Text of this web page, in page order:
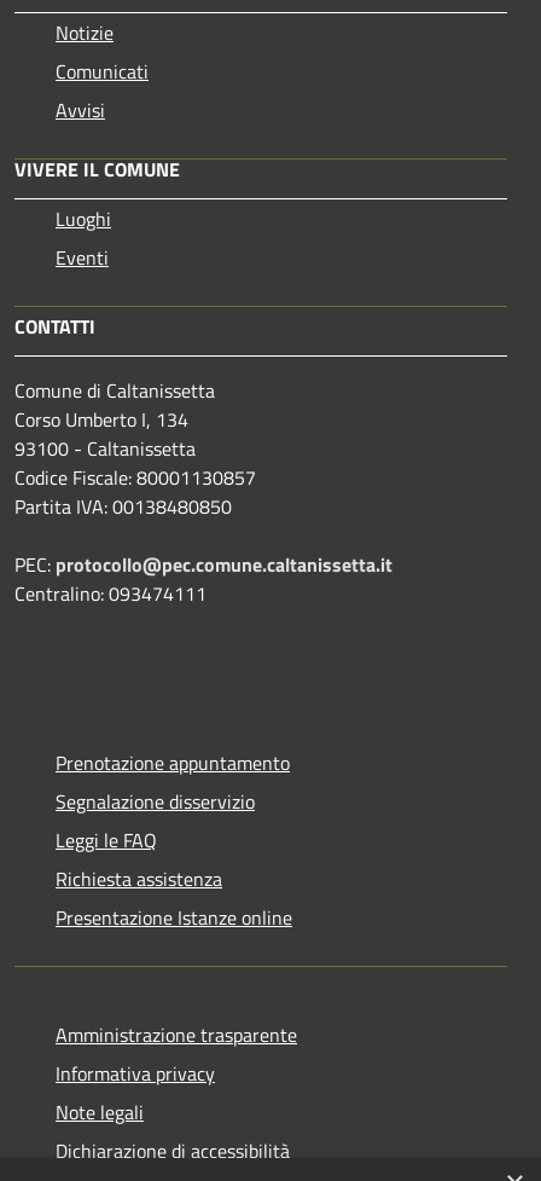
Notizie
Comunicati
Avvisi
VIVERE IL COMUNE
Luoghi
Eventi
CONTATTI
Comune di Caltanissetta
Corso Umberto I, 134
93100 - Caltanissetta
Codice Fiscale: 80001130857
Partita IVA: 00138480850
PEC: protocollo@pec.comune.caltanissetta.it
Centralino: 093474111
Prenotazione appuntamento
Segnalazione disservizio
Leggi le FAQ
Richiesta assistenza
Presentazione Istanze online
Amministrazione trasparente
Informativa privacy
Note legali
Dichiarazione di accessibilità